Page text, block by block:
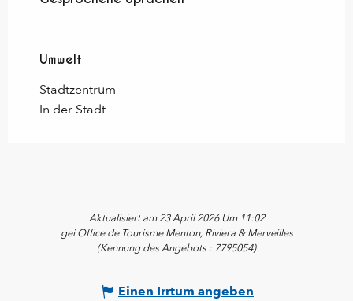
Umwelt
Umwelt
Stadtzentrum
In der Stadt
Aktualisiert am 23 April 2026 Um 11:02
gei Office de Tourisme Menton, Riviera & Merveilles
(Kennung des Angebots : 7795054)
Einen Irrtum angeben